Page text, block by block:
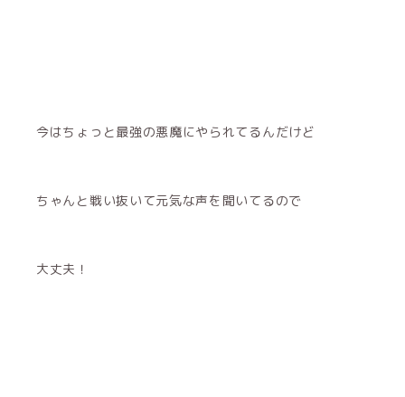
今はちょっと最強の悪魔にやられてるんだけど
ちゃんと戦い抜いて元気な声を聞いてるので
大丈夫！